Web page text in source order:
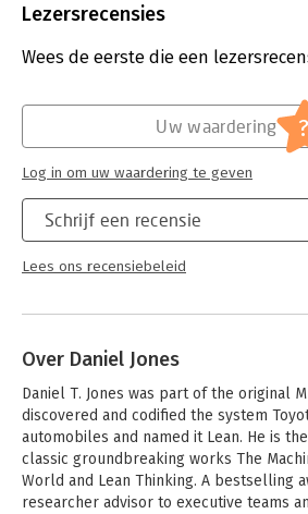
Uitgever:
Verschijningsdatum:
1-1-2003
Lezersrecensies
Wees de eerste die een
Schrijf een recensie
Lees ons recensiebeleid
Uw waardering ?
Log in om uw waardering te geven
Over Daniel Jones
Daniel T. Jones was part of the original
discovered and codified the system
automobiles and named it Lean. He is
classic groundbreaking works The
World and Lean Thinking. A bestselling
researcher advisor to executive teams